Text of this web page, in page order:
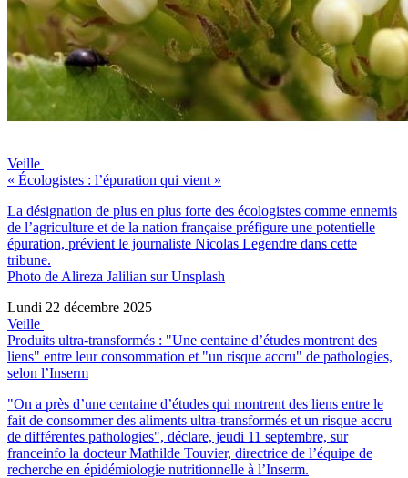
Veille
« Écologistes : l’épuration qui vient »
La désignation de plus en plus forte des écologistes comme ennemis
de l’agriculture et de la nation française préfigure une potentielle
épuration, prévient le journaliste Nicolas Legendre dans cette
tribune.
Photo de Alireza Jalilian sur Unsplash
Lundi 22 décembre 2025
Veille
Produits ultra-transformés : "Une centaine d’études montrent des
liens" entre leur consommation et "un risque accru" de pathologies,
selon l’Inserm
"On a près d’une centaine d’études qui montrent des liens entre le
fait de consommer des aliments ultra-transformés et un risque accru
de différentes pathologies", déclare, jeudi 11 septembre, sur
franceinfo la docteur Mathilde Touvier, directrice de l’équipe de
recherche en épidémiologie nutritionnelle à l’Inserm.